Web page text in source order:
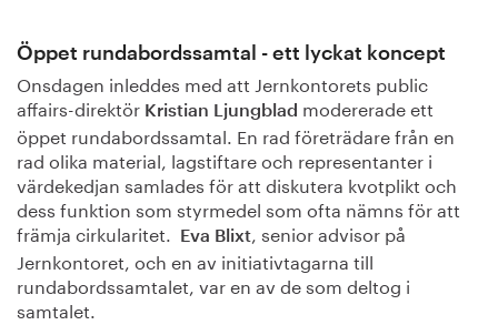
Öppet rundabordssamtal - ett lyckat koncept
Onsdagen inleddes med att Jernkontorets public
affairs-direktör Kristian Ljungblad modererade ett
öppet rundabordssamtal. En rad företrädare från en
rad olika material, lagstiftare och representanter i
värdekedjan samlades för att diskutera kvotplikt och
dess funktion som styrmedel som ofta nämns för att
främja cirkularitet.
Eva Blixt, senior advisor på
Jernkontoret, och en av initiativtagarna till
rundabordssamtalet, var en av de som deltog i
samtalet.